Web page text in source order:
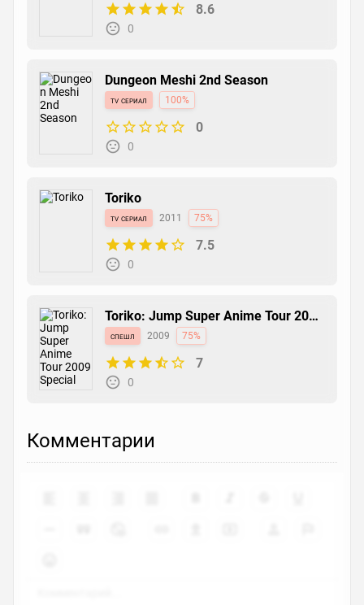
8.6
0
Dungeon Meshi 2nd Season
tv сериал 100%
0
0
Toriko
tv сериал 2011 75%
7.5
0
Toriko: Jump Super Anime Tour 2009
Special
спешл 2009 75%
7
0
Комментарии